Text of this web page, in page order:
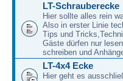
LT-Schrauberecke
Hier sollte alles rein
Also in erster Linie
Tips und
Gäste dürfen nur
schreiben und
LT-4x4 Ecke
Hier geht es